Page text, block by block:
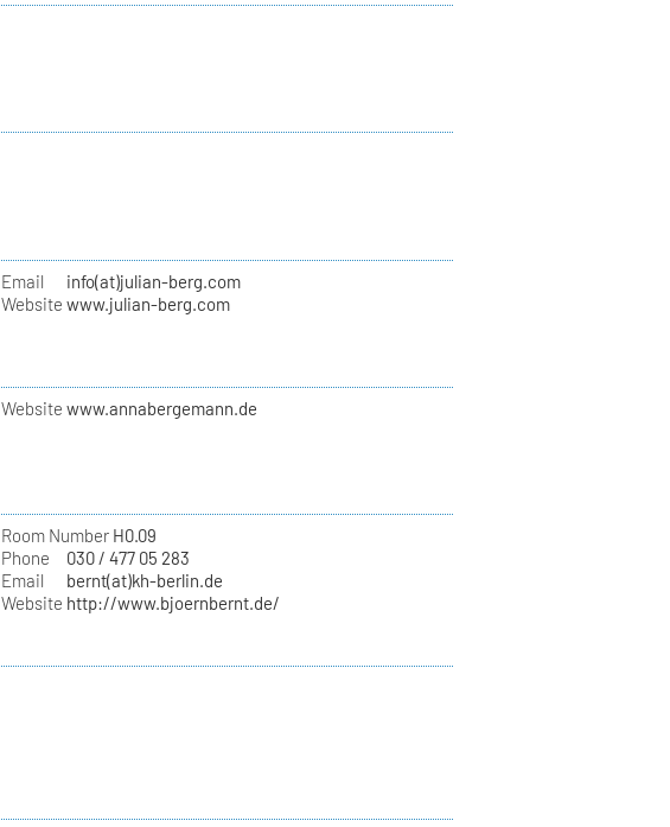
Email
info(at)julian-berg.com
Website www.julian-berg.com
Website www.annabergemann.de
Room NumberH0.09
Phone
030 / 477 05 283
Email
bernt(at)kh-berlin.de
Website http://www.bjoernbernt.de/